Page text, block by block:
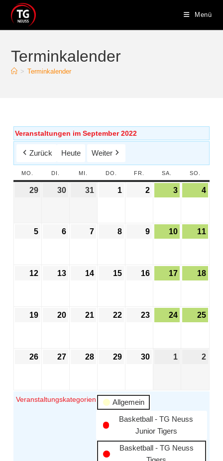
Menü
Terminkalender
> Terminkalender
Veranstaltungen im September 2022
Zurück Heute Weiter
MO. DI. MI. DO. FR. SA. SO.
29 30 31 1 2 3 4
5 6 7 8 9 10 11
12 13 14 15 16 17 18
19 20 21 22 23 24 25
26 27 28 29 30 1 2
Veranstaltungskategorien
Allgemein
Basketball - TG Neuss
Junior Tigers
Basketball - TG Neuss